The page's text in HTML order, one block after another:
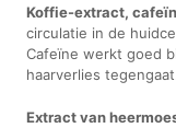
Koffie-extract,
circulatie in de
Cafeïne werkt goed
haarverlies
Extract van